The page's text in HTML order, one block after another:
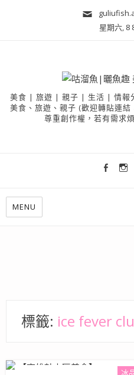
星期六, 8
美食 | 旅遊 | 親子 | 生活 | 情報
美食、旅遊、親子 (歡迎轉貼連
尊重創作權，若有需求
MENU
標籤: ice fever
冰